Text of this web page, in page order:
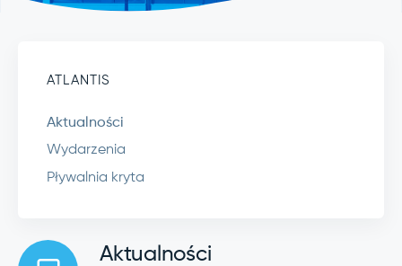
ATLANTIS
Aktualności
Wydarzenia
Pływalnia kryta
Aktualności